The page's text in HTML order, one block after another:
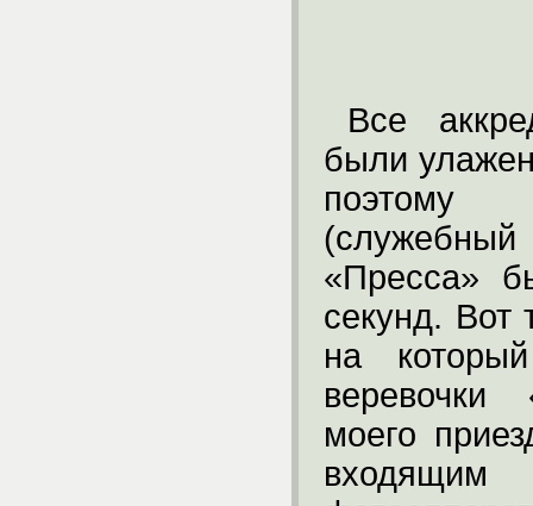
Все
были
поэтому
«Пресса»
секунд. Вот
на
веревочки
моего